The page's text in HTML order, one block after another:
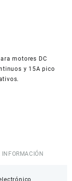
motores DC
y 15A pico
INFORMACIÓN